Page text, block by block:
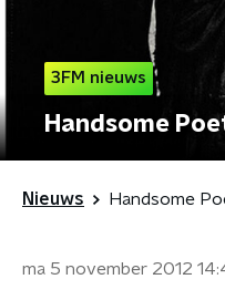
3FM nieuws
Handsome
Nieuws Handsome
ma 5 november 2012